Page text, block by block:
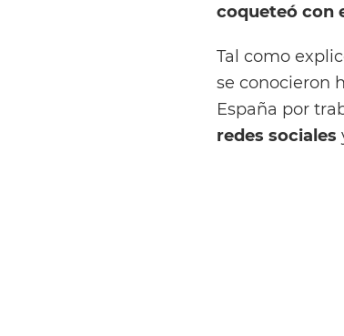
coqueteó con
Tal como
se conocieron
España por
redes sociales